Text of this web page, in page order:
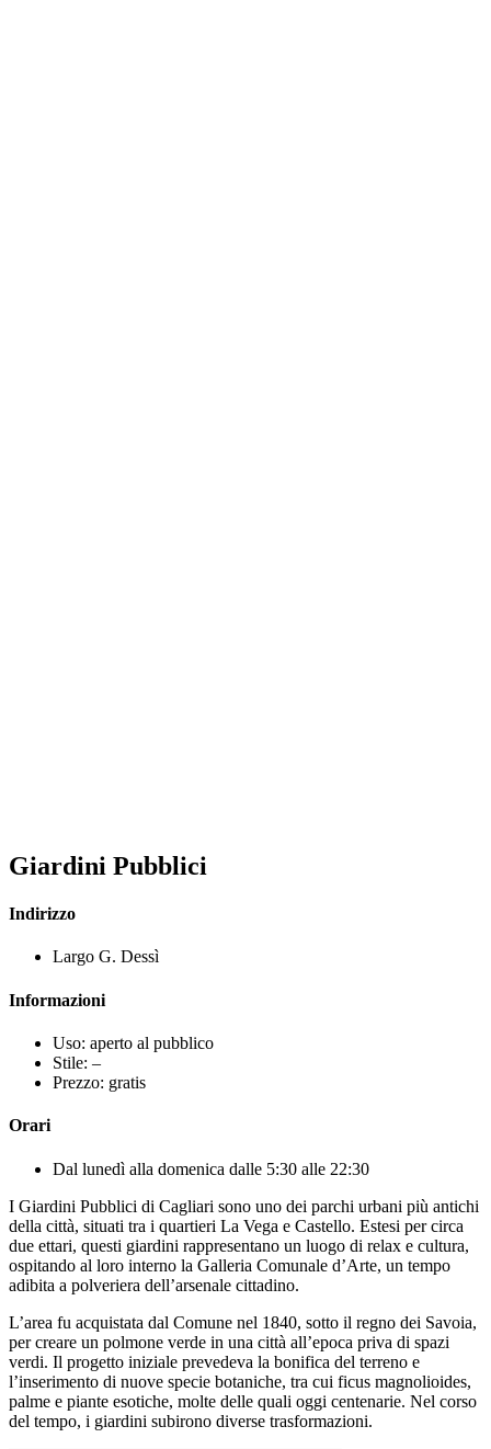
Giardini Pubblici
Indirizzo
Largo G. Dessì
Informazioni
Uso: aperto al pubblico
Stile: –
Prezzo: gratis
Orari
Dal lunedì alla domenica dalle 5:30 alle 22:30
I Giardini Pubblici di Cagliari sono uno dei parchi urbani più antichi
della città, situati tra i quartieri La Vega e Castello. Estesi per circa
due ettari, questi giardini rappresentano un luogo di relax e cultura,
ospitando al loro interno la Galleria Comunale d’Arte, un tempo
adibita a polveriera dell’arsenale cittadino.
L’area fu acquistata dal Comune nel 1840, sotto il regno dei Savoia,
per creare un polmone verde in una città all’epoca priva di spazi
verdi. Il progetto iniziale prevedeva la bonifica del terreno e
l’inserimento di nuove specie botaniche, tra cui ficus magnolioides,
palme e piante esotiche, molte delle quali oggi centenarie. Nel corso
del tempo, i giardini subirono diverse trasformazioni.